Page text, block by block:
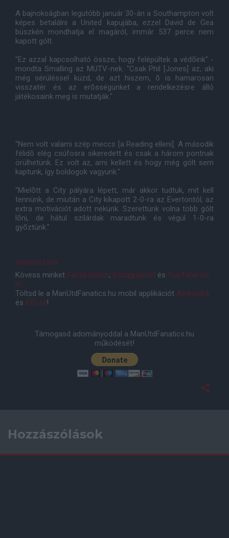
A bajnokságban legutóbb január 30-án a Southampton volt
képes betalálni a United kapujába, ezzel David de Gea
büszkén mondhatja el magáról, immár 537 perce nem
kapott gólt.
"Ez azzal kapcsolható össze, hogy felépültek a védõink" -
mondta Smalling az MUTV-nek. "Csak Phil [Jones] az, aki
még sérüléssel küzd, de azt hiszem, õ is hamarosan
visszatér és az erõsségünket a rendelkezésre álló
játékosaink meg is mutatják."
"Nem volt valami szép meccs [a Reading elleni]. A második
félidõ elég csúfosra sikeredett és csak a három pontnak
örülhetünk. Ez volt az, ami kellett és hogy még gólt sem
kaptunk, így boldogok vagyunk."
"Mielõtt a City pályára lépett, már akkor tudtuk, mit kell
tennünk, de miután a City kikapott 2-0-ra az Evertontól, az
extra motivációt adott nekünk. Szerettünk volna több gólt
lõni, de hátul szilárdak maradtunk és végül 1-0-ra
gyõztünk."
manutd.com
Kövess minket Facebookon, Instagramon és YouTube-on
is!
Töltsd le a ManUtdFanatics.hu mobil applikációt Androidra
és iOS-re!
Támogasd adományoddal a ManUtdFanatics.hu
működését!
Hozzászólások